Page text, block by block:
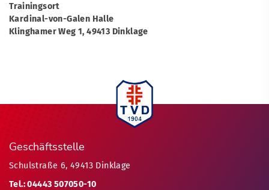
Trainingsort
Kardinal-von-Galen Halle
Klinghamer Weg 1, 49413 Dinklage
Geschäftsstelle
Schulstraße 6, 49413 Dinklage
Tel.: 04443 507050-10